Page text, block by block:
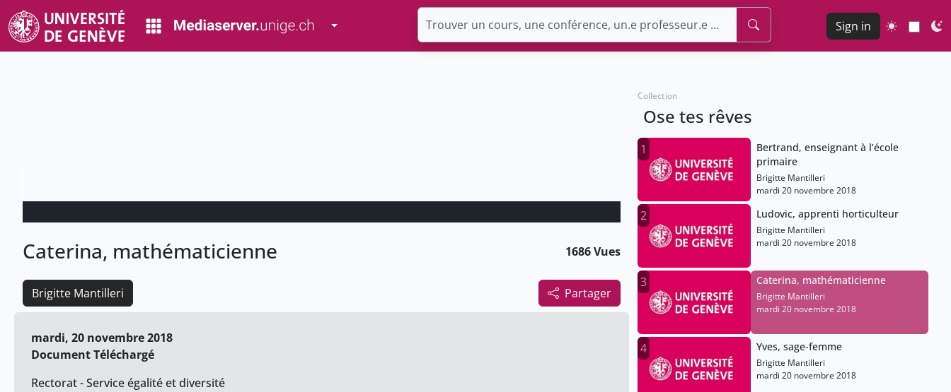
Toggle Dropdown Sign in
Caterina, mathématicienne 1686 Vues
Partager
Brigitte Mantilleri
mardi, 20 novembre 2018
Document Téléchargé
Rectorat - Service égalité et diversité
Collection
Ose tes rêves
1
Bertrand, enseignant à l’école
primaire
Brigitte Mantilleri
mardi 20 novembre 2018
2 Ludovic, apprenti horticulteur
Brigitte Mantilleri
mardi 20 novembre 2018
3 Caterina, mathématicienne
Brigitte Mantilleri
mardi 20 novembre 2018
4 Yves, sage-femme
Brigitte Mantilleri
mardi 20 novembre 2018